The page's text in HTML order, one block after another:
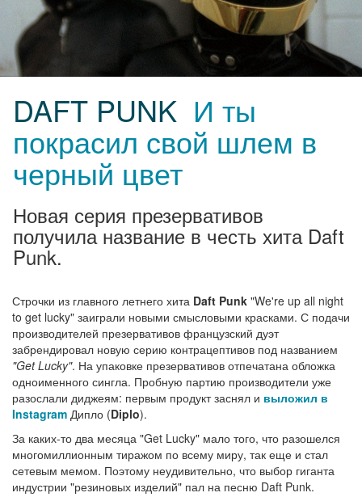
DAFT PUNK И ты
покрасил свой шлем в
черный цвет
Новая серия презервативов
получила название в честь хита Daft
Punk.
Строчки из главного летнего хита Daft Punk "We're up all night
to get lucky" заиграли новыми смысловыми красками. С подачи
производителей презервативов французский дуэт
забрендировал новую серию контрацептивов под названием
"Get Lucky". На упаковке презервативов отпечатана обложка
одноименного сингла. Пробную партию производители уже
разослали диджеям: первым продукт заснял и выложил в
Instagram Дипло (Diplo).
За каких-то два месяца "Get Lucky" мало того, что разошелся
многомиллионным тиражом по всему миру, так еще и стал
сетевым мемом. Поэтому неудивительно, что выбор гиганта
индустрии "резиновых изделий" пал на песню Daft Punk.